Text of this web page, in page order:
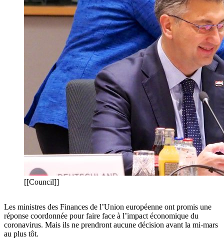
[[Council]]
Les ministres des Finances de l’Union européenne ont promis une
réponse coordonnée pour faire face à l’impact économique du
coronavirus. Mais ils ne prendront aucune décision avant la mi-mars
au plus tôt.